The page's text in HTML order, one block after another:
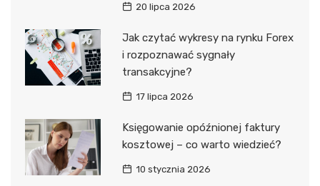
20 lipca 2026
Jak czytać wykresy na rynku Forex
i rozpoznawać sygnały
transakcyjne?
17 lipca 2026
Księgowanie opóźnionej faktury
kosztowej – co warto wiedzieć?
10 stycznia 2026